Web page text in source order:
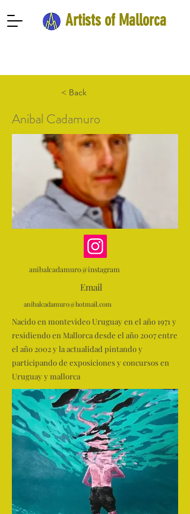
Artists of Mallorca
< Back
Anibal Cadamuro
anibalcadamuro@instagram
Email
anibalcadamuro@hotmail.com
Nacido en montevideo Uruguay en el año 1971 y
residiendo en Mallorca desde el año 2007 entre
el año 2002 y la actualidad pintando y
participando de exposiciones y concursos en
Uruguay y mallorca